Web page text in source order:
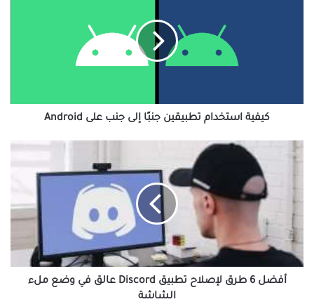
كيفية استخدام تطبيقين جنبًا إلى جنب على Android
أفضل
لإصلاح
تطبيق
عالق
وضع
أفضل 6 طرق لإصلاح تطبيق Discord عالق في وضع ملء
الشاشة